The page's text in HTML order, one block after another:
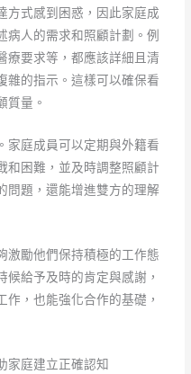
方式感到困惑，因此家庭成
病人的需求和照顧計劃。例
療要求等，都應該詳細且清
雜的指示。這樣可以確保看
質量。
家庭成員可以定期與外籍看
和困難，並及時調整照顧計
問題，還能增進雙方的理解
激勵他們保持積極的工作態
給予及時的肯定與感謝，
，也能強化合作的基礎，
家庭建立正確認知